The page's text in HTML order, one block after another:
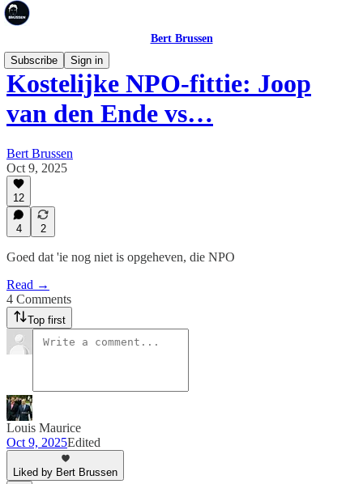
Bert Brussen
Subscribe
Sign in
Kostelijke NPO-fittie: Joop
van den Ende vs…
Bert Brussen
Oct 9, 2025
12
4 2
Goed dat 'ie nog niet is opgeheven, die NPO
Read →
4 Comments
Top first
Louis Maurice
Oct 9, 2025Edited
Liked by Bert Brussen